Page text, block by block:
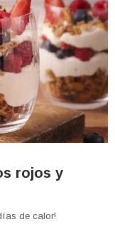
rojos y
de calor!